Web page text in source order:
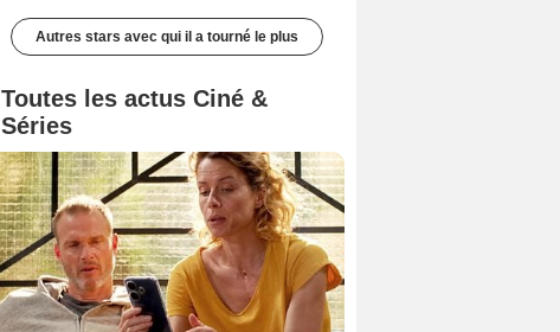
Autres stars avec qui il a tourné le plus
Toutes les actus Ciné &
Séries